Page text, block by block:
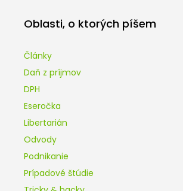
Oblasti, o ktorých píšem
Články
Daň z príjmov
DPH
Eseročka
Libertarián
Odvody
Podnikanie
Prípadové štúdie